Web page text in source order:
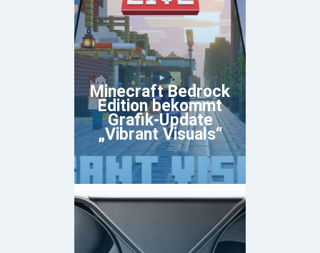
Minecraft Bedrock
Edition bekommt
Grafik-Update
„Vibrant Visuals“